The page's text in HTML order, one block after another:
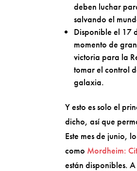
deben luchar
salvando el
Disponible el 17
momento de
victoria para la
tomar el control
galaxia.
Y esto es solo el
dicho, así que
Este mes de junio,
como Mordheim:
están disponibles.